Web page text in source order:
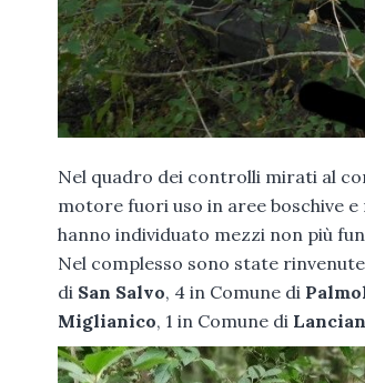
Nel quadro dei controlli mirati al
motore fuori uso in aree boschive
hanno individuato mezzi non più
Nel complesso sono state rinvenute
di San Salvo, 4 in Comune di
Miglianico, 1 in Comune di